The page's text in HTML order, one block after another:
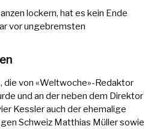
lockern, hat es kein Ende
vor ungebremsten
die von «Weltwoche»-Redaktor
und an der neben dem Direktor
Kessler auch der ehemalige
Schweiz Matthias Müller sowie